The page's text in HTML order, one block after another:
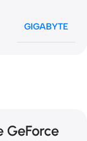
GIGABYTE